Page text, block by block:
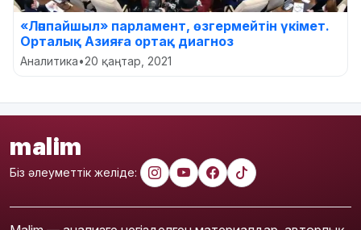
«Ләппайшыл» парламент, өзгермейтін үкімет.
Орталық Азияға ортақ диагноз
Аналитика•20 қаңтар, 2021
malim
Біз әлеуметтік желіде: